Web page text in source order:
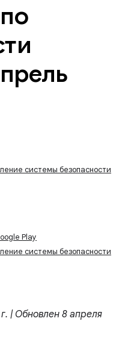
системы безопасности
Play
системы безопасности
| Обновлен 8 апреля